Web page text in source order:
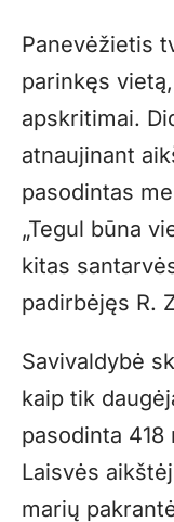
Panevėžietis
parinkęs
apskritimai.
atnaujinant
pasodintas
„Tegul būna
kitas
padirbėjęs R.
Savivaldybė
kaip tik
pasodinta
Laisvės
marių